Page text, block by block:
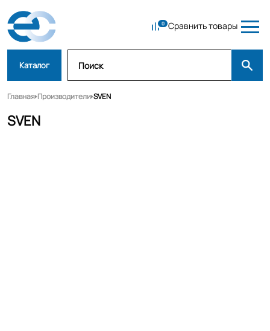
Сравнить товары
Каталог
Главная Производители SVEN
SVEN